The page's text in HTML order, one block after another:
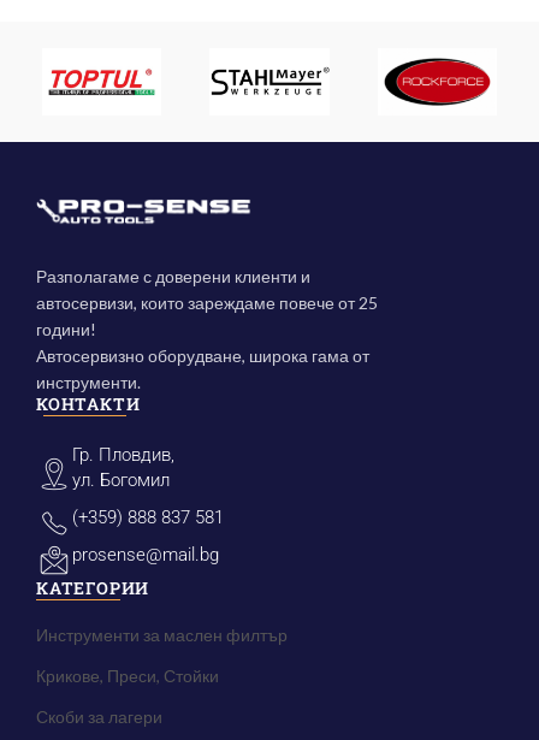
Разполагаме с доверени клиенти и
автосервизи, които зареждаме повече от 25
години!
Автосервизно оборудване, широка гама от
инструменти.
КОНТАКТИ
Гр. Пловдив,
ул. Богомил
(+359) 888 837 581
prosense@mail.bg
КАТЕГОРИИ
Инструменти за маслен филтър
Крикове, Преси, Стойки
Скоби за лагери